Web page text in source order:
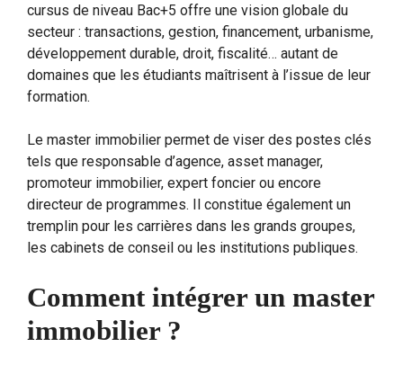
cursus de niveau Bac+5 offre une vision globale du
secteur : transactions, gestion, financement, urbanisme,
développement durable, droit, fiscalité… autant de
domaines que les étudiants maîtrisent à l’issue de leur
formation.
Le master immobilier permet de viser des postes clés
tels que responsable d’agence, asset manager,
promoteur immobilier, expert foncier ou encore
directeur de programmes. Il constitue également un
tremplin pour les carrières dans les grands groupes,
les cabinets de conseil ou les institutions publiques.
Comment intégrer un master
immobilier ?